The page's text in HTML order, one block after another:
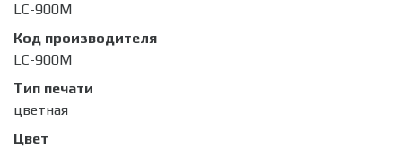
LC-900M
Код производителя
LC-900M
Тип печати
цветная
Цвет